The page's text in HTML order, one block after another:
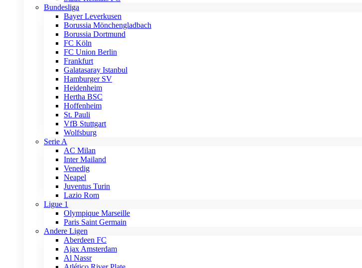
Bundesliga
Bayer Leverkusen
Borussia Mönchengladbach
Borussia Dortmund
FC Köln
FC Union Berlin
Frankfurt
Galatasaray Istanbul
Hamburger SV
Heidenheim
Hertha BSC
Hoffenheim
St. Pauli
VfB Stuttgart
Wolfsburg
Serie A
AC Milan
Inter Mailand
Venedig
Neapel
Juventus Turin
Lazio Rom
Ligue 1
Olympique Marseille
Paris Saint Germain
Andere Ligen
Aberdeen FC
Ajax Amsterdam
Al Nassr